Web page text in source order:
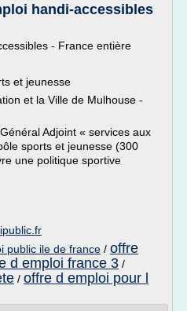
handi-accessibles
- France entière
et jeunesse
et la Ville de Mulhouse -
Adjoint « services aux
sports et jeunesse (300
une politique sportive
public ile de france / offre
d emploi france 3 /
/ offre d emploi pour l